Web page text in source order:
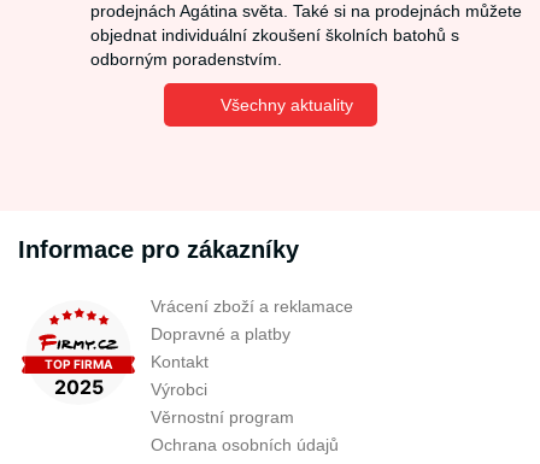
prodejnách Agátina světa. Také si na prodejnách můžete
objednat individuální zkoušení školních batohů s
odborným poradenstvím.
Všechny aktuality
Informace pro zákazníky
Vrácení zboží a reklamace
Dopravné a platby
Kontakt
Výrobci
Věrnostní program
Ochrana osobních údajů